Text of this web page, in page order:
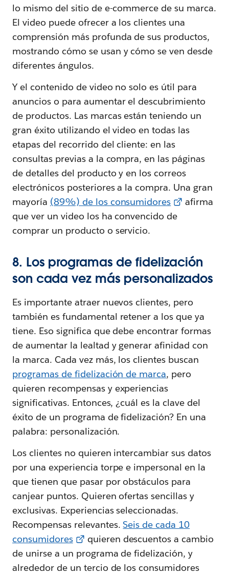
lo mismo del sitio de e-commerce de su marca.
El video puede ofrecer a los clientes una
comprensión más profunda de sus productos,
mostrando cómo se usan y cómo se ven desde
diferentes ángulos.
Y el contenido de video no solo es útil para
anuncios o para aumentar el descubrimiento
de productos. Las marcas están teniendo un
gran éxito utilizando el video en todas las
etapas del recorrido del cliente: en las
consultas previas a la compra, en las páginas
de detalles del producto y en los correos
electrónicos posteriores a la compra. Una gran
mayoría (89%) de los consumidores
afirma
que ver un video los ha convencido de
comprar un producto o servicio.
8. Los programas de fidelización
son cada vez más personalizados
Es importante atraer nuevos clientes, pero
también es fundamental retener a los que ya
tiene. Eso significa que debe encontrar formas
de aumentar la lealtad y generar afinidad con
la marca. Cada vez más, los clientes buscan
programas de fidelización de marca, pero
quieren recompensas y experiencias
significativas. Entonces, ¿cuál es la clave del
éxito de un programa de fidelización? En una
palabra: personalización.
Los clientes no quieren intercambiar sus datos
por una experiencia torpe e impersonal en la
que tienen que pasar por obstáculos para
canjear puntos. Quieren ofertas sencillas y
exclusivas. Experiencias seleccionadas.
Recompensas relevantes.Seis de cada 10
consumidores
quieren descuentos a cambio
de unirse a un programa de fidelización, y
alrededor de un tercio de los consumidores